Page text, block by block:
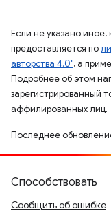
Если не указано
предоставляется по
авторства 4.0", а
Подробнее об этом
зарегистрированный
аффилированных лиц.
Последнее
Способствовать
Сообщить об ошибке